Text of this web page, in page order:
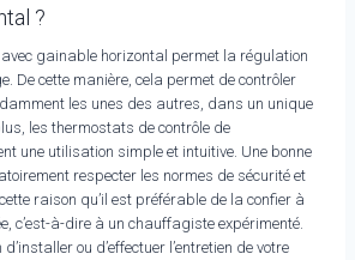
?
avec gainable horizontal permet la régulation
De cette manière, cela permet de contrôler
les unes des autres, dans un unique
les thermostats de contrôle de
une utilisation simple et intuitive. Une bonne
respecter les normes de sécurité et
cette raison qu’il est préférable de la confier à
c’est-à-dire à un chauffagiste expérimenté.
ou d’effectuer l’entretien de votre